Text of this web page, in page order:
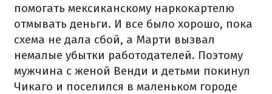
помогать мексиканскому наркокартелю
отмывать деньги. И все было хорошо, пока
схема не дала сбой, а Марти вызвал
немалые убытки работодателей. Поэтому
мужчина с женой Венди и детьми покинул
Чикаго и поселился в маленьком городе